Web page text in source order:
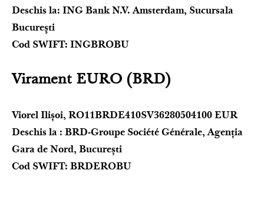
Deschis la: ING Bank N.V. Amsterdam, Sucursala
Bucureşti
Cod SWIFT: INGBROBU
Virament EURO (BRD)
Viorel Ilișoi, RO11BRDE410SV36280504100 EUR
Deschis la : BRD-Groupe Société Générale, Agenția
Gara de Nord, București
Cod SWIFT: BRDEROBU